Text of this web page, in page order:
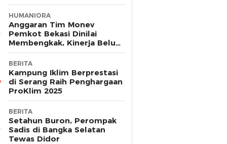
HUMANIORA
Anggaran Tim Monev
Pemkot Bekasi Dinilai
Membengkak, Kinerja Belum
Terbukti Efektif
BERITA
Kampung Iklim Berprestasi
di Serang Raih Penghargaan
ProKlim 2025
BERITA
Setahun Buron, Perompak
Sadis di Bangka Selatan
Tewas Didor